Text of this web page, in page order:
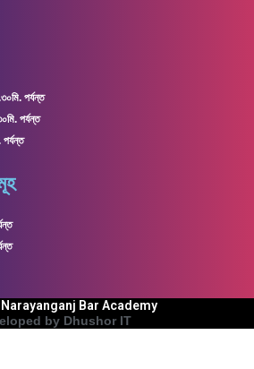
পর্যন্ত
পর্যন্ত
পর্যন্ত
Narayanganj Bar Academy
by Dhushor IT